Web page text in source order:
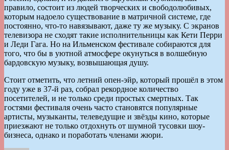
правило, состоит из людей творческих и свободолюбивых,
которым надоело существование в матричной системе, где
постоянно, что-то навязывают, даже ту же музыку. С экранов
телевизора не сходят такие исполнительницы как Кети Перри
и Леди Гага. Но на Ильменском фестивале собираются для
того, что бы в уютной атмосфере окунуться в волшебную
бардовскую музыку, возвышающая душу.
Стоит отметить, что летний опен-эйр, который прошёл в этом
году уже в 37-й раз, собрал рекордное количество
посетителей, и не только среди простых смертных. Так
гостями фестиваля очень часто становятся популярные
артисты, музыканты, телеведущие и звёзды кино, которые
приезжают не только отдохнуть от шумной тусовки шоу-
бизнеса, однако и поработать членами жюри.